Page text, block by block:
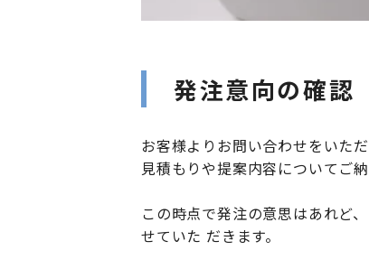
発注意向の確認
お客様よりお問い合わせをいた
見積もりや提案内容についてご
この時点で発注の意思はあれど
せていた だきます。